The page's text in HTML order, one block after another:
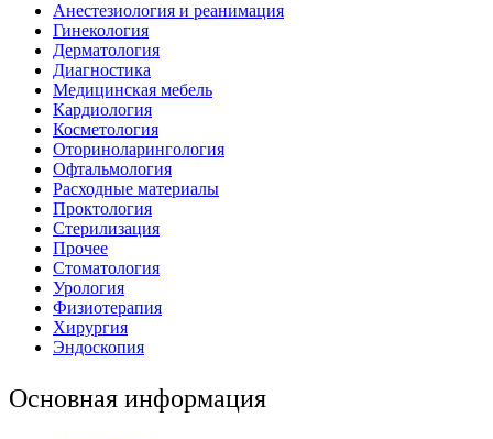
Анестезиология и реанимация
Гинекология
Дерматология
Диагностика
Медицинская мебель
Кардиология
Косметология
Оториноларингология
Офтальмология
Расходные материалы
Проктология
Стерилизация
Прочее
Стоматология
Урология
Физиотерапия
Хирургия
Эндоскопия
Основная информация